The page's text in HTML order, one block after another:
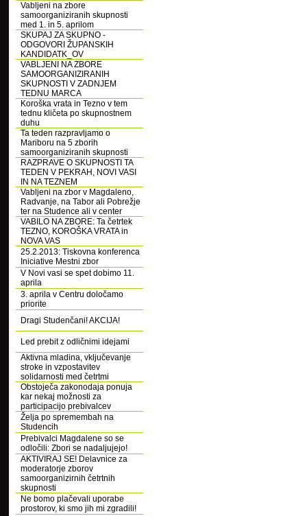
Vabljeni na zbore
samoorganiziranih skupnosti
med 1. in 5. aprilom
SKUPAJ ZA SKUPNO -
ODGOVORI ŽUPANSKIH
KANDIDATK_OV
VABLJENI NA ZBORE
SAMOORGANIZIRANIH
SKUPNOSTI V ZADNJEM
TEDNU MARCA
Koroška vrata in Tezno v tem
tednu kličeta po skupnostnem
duhu
Ta teden razpravljamo o
Mariboru na 5 zborih
samoorganiziranih skupnosti
RAZPRAVE O SKUPNOSTI TA
TEDEN V PEKRAH, NOVI VASI
IN NA TEZNEM
Vabljeni na zbor v Magdaleno,
Radvanje, na Tabor ali Pobrežje
ter na Studence ali v center
VABILO NA ZBORE: Ta četrtek
TEZNO, KOROŠKA VRATA in
NOVA VAS
25.2.2013: Tiskovna konferenca
Iniciative Mestni zbor
V Novi vasi se spet dobimo 11.
aprila
3. aprila v Centru določamo
priorite
Dragi Studenčani! AKCIJA!
Led prebit z odličnimi idejami
Aktivna mladina, vključevanje
stroke in vzpostavitev
solidarnosti med četrtmi
Obstoječa zakonodaja ponuja
kar nekaj možnosti za
participacijo prebivalcev
Želja po spremembah na
Studencih
Prebivalci Magdalene so se
odločili: Zbori se nadaljujejo!
AKTIVIRAJ SE! Delavnice za
moderatorje zborov
samoorganizirnih četrtnih
skupnosti
Ne bomo plačevali uporabe
prostorov, ki smo jih mi zgradili!